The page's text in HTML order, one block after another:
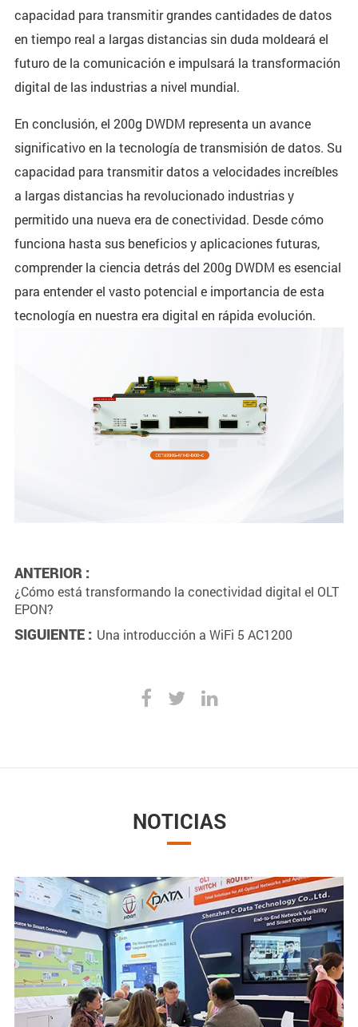
capacidad para transmitir grandes cantidades de datos
en tiempo real a largas distancias sin duda moldeará el
futuro de la comunicación e impulsará la transformación
digital de las industrias a nivel mundial.
En conclusión, el 200g DWDM representa un avance
significativo en la tecnología de transmisión de datos. Su
capacidad para transmitir datos a velocidades increíbles
a largas distancias ha revolucionado industrias y
permitido una nueva era de conectividad. Desde cómo
funciona hasta sus beneficios y aplicaciones futuras,
comprender la ciencia detrás del 200g DWDM es esencial
para entender el vasto potencial e importancia de esta
tecnología en nuestra era digital en rápida evolución.
ANTERIOR :
¿Cómo está transformando la conectividad digital el OLT
EPON?
SIGUIENTE : Una introducción a WiFi 5 AC1200
NOTICIAS